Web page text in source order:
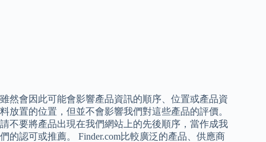
雖然會因此可能會影響產品資訊的順序、位置或產品資
料放置的位置，但並不會影響我們對這些產品的評價。
請不要將產品出現在我們網站上的先後順序，當作成我
們的認可或推薦。 Finder.com比較廣泛的產品、供應商